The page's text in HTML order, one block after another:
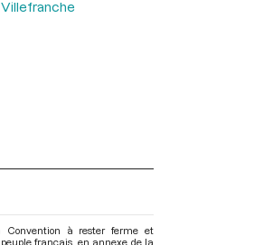
Villefranche
Convention à rester ferme et
français, en annexe de la